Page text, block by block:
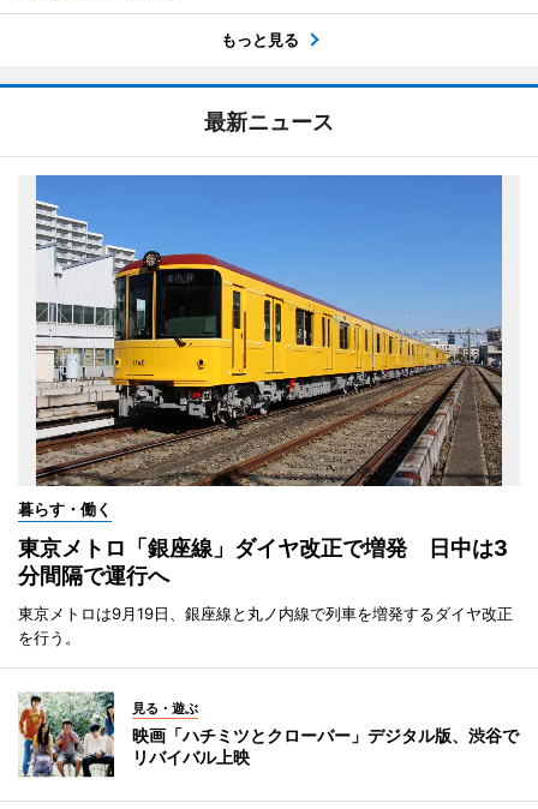
もっと見る
最新ニュース
暮らす・働く
東京メトロ「銀座線」ダイヤ改正で増発 日中は3
分間隔で運行へ
東京メトロは9月19日、銀座線と丸ノ内線で列車を増発するダイヤ改正
を行う。
見る・遊ぶ
映画「ハチミツとクローバー」デジタル版、渋谷で
リバイバル上映